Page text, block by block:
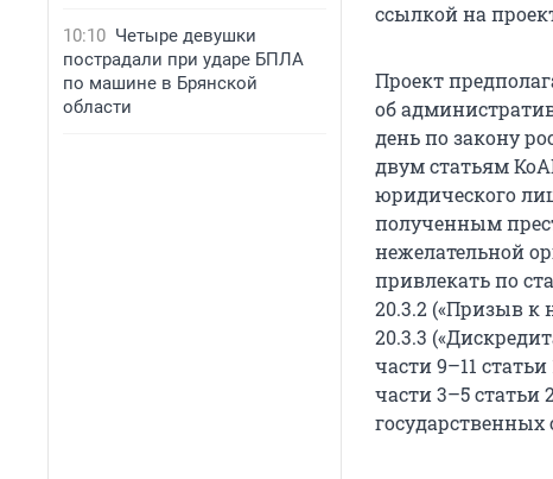
10:10 Четыре девушки
пострадали при ударе БПЛА
по машине в Брянской
области
ссылкой на
Проект
об
день по закону
двум статьям
юридического
полученным
нежелательной
привлекать по
20.3.2 («Призыв к
20.3.3
части 9–11
части 3–5 статьи
государственных